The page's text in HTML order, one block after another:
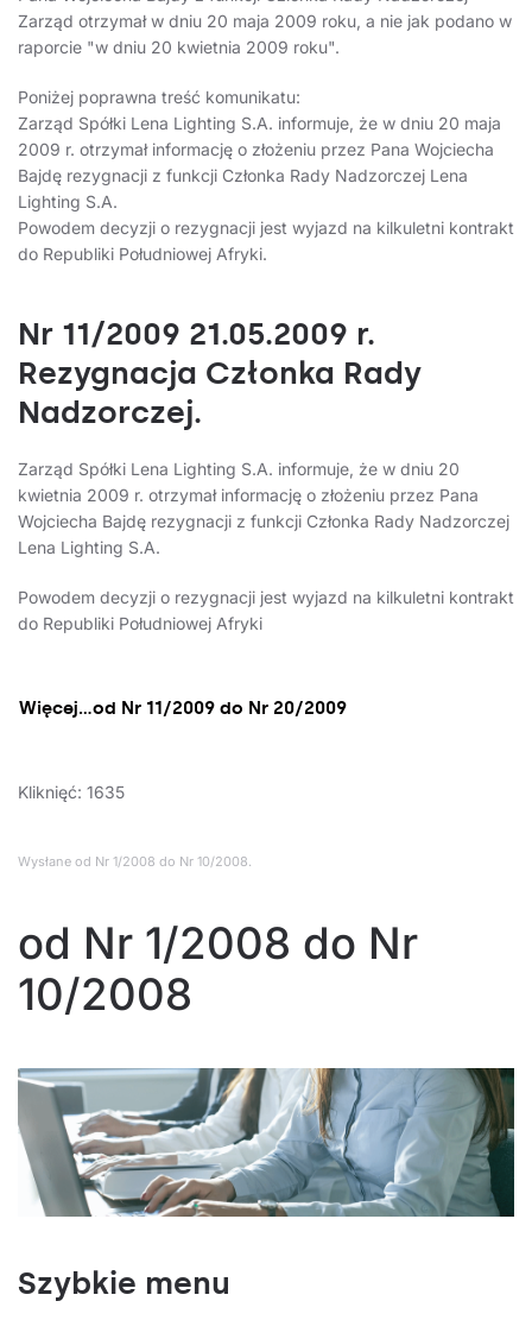
Zarząd otrzymał w dniu 20 maja 2009 roku, a nie jak podano w
raporcie "w dniu 20 kwietnia 2009 roku".
Poniżej poprawna treść komunikatu:
Zarząd Spółki Lena Lighting S.A. informuje, że w dniu 20 maja
2009 r. otrzymał informację o złożeniu przez Pana Wojciecha
Bajdę rezygnacji z funkcji Członka Rady Nadzorczej Lena
Lighting S.A.
Powodem decyzji o rezygnacji jest wyjazd na kilkuletni kontrakt
do Republiki Południowej Afryki.
Nr 11/2009 21.05.2009 r.
Rezygnacja Członka Rady
Nadzorczej.
Zarząd Spółki Lena Lighting S.A. informuje, że w dniu 20
kwietnia 2009 r. otrzymał informację o złożeniu przez Pana
Wojciecha Bajdę rezygnacji z funkcji Członka Rady Nadzorczej
Lena Lighting S.A.
Powodem decyzji o rezygnacji jest wyjazd na kilkuletni kontrakt
do Republiki Południowej Afryki
Więcej…od Nr 11/2009 do Nr 20/2009
Kliknięć: 1635
Wysłane od Nr 1/2008 do Nr 10/2008.
od Nr 1/2008 do Nr
10/2008
Szybkie menu